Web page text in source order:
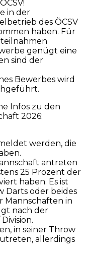
in der
des ÖCSV
haben. Für
genügt eine
sind der
Bewerbes wird
Infos zu den
2026:
werden, die
antreten
25 Prozent der
haben. Es ist
Darts oder beides
Mannschaften in
nach der
in seiner Throw
allerdings